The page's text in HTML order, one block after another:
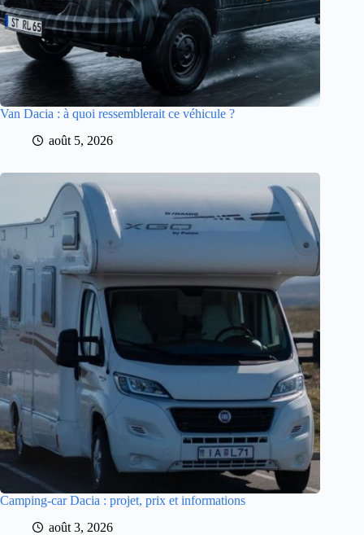
Van Dacia : à quoi ressemblerait ce véhicule ?
août 5, 2026
Camping-car Dacia : projet, prix et informations
août 3, 2026